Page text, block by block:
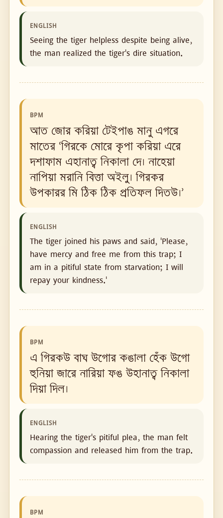
ENGLISH
Seeing the tiger helpless despite being alive,
the man realized the tiger's dire situation.
BPM
আত জোর করিয়া টেইপাঙ মানু এগরে
মাতের ‘গিরকে মোরে কৃপা করিয়া এরে
দশাফাম এহানাত্ব নিকালা দে। নাহেয়া
নাপিয়া মরানি বিত্তা অইলু। গিরকর
উপকারর মি ঠিক ঠিক প্রতিফল দিতউ।’
ENGLISH
The tiger joined his paws and said, 'Please,
have mercy and free me from this trap; I
am in a pitiful state from starvation; I will
repay your kindness.'
BPM
এ গিরকউ বাঘ উগোর কঙালা হেঁক উগো
হুনিয়া জারে নারিয়া ফঙ উহানাত্ব নিকালা
দিয়া দিল।
ENGLISH
Hearing the tiger's pitiful plea, the man felt
compassion and released him from the trap.
BPM